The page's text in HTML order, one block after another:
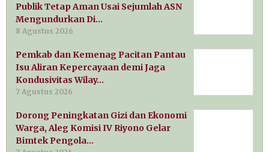
Publik Tetap Aman Usai Sejumlah ASN
Mengundurkan Di…
8 Agustus 2026
Pemkab dan Kemenag Pacitan Pantau
Isu Aliran Kepercayaan demi Jaga
Kondusivitas Wilay…
7 Agustus 2026
Dorong Peningkatan Gizi dan Ekonomi
Warga, Aleg Komisi IV Riyono Gelar
Bimtek Pengola…